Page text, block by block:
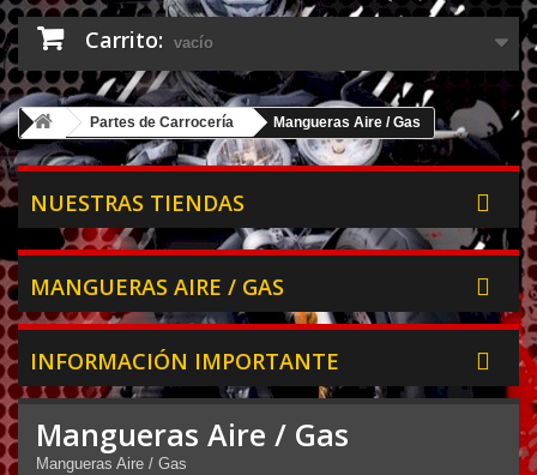
Carrito: vacío
Partes de Carrocería Mangueras Aire / Gas
NUESTRAS TIENDAS
MANGUERAS AIRE / GAS
INFORMACIÓN IMPORTANTE
Mangueras Aire / Gas
Mangueras Aire / Gas